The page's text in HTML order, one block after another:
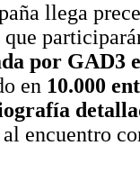
llega
que
por GAD3
en 10.000
encuentro